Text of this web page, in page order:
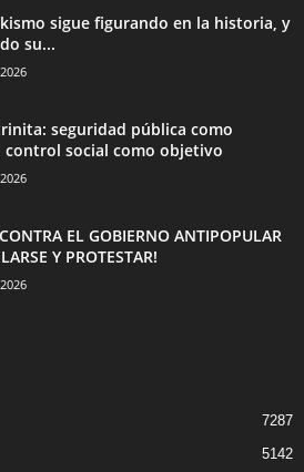
sigue figurando en la historia, y
su...
seguridad pública como
control social como objetivo
EL GOBIERNO ANTIPOPULAR
Y PROTESTAR!
7287
5142